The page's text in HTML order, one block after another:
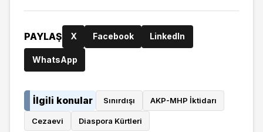
PAYLAŞ X Facebook LinkedIn
WhatsApp
İlgili konular Sınırdışı AKP-MHP İktidarı
Cezaevi Diaspora Kürtleri